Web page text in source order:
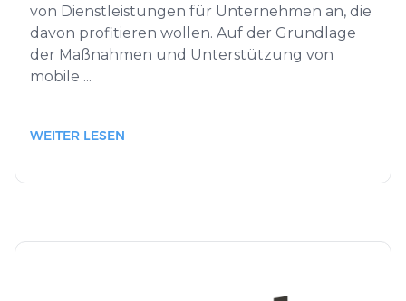
von Dienstleistungen für Unternehmen an, die
davon profitieren wollen. Auf der Grundlage
der Maßnahmen und Unterstützung von
mobile ...
WEITER LESEN